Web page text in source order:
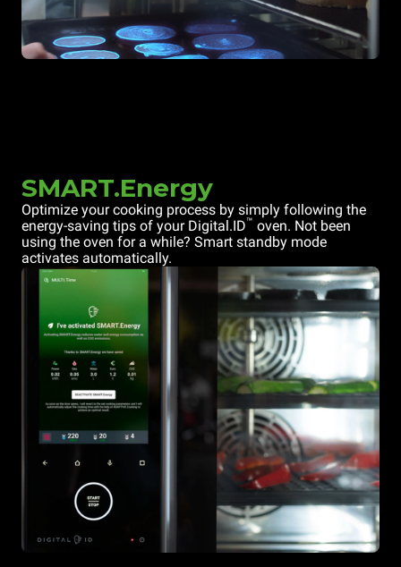
SMART.Energy
Optimize your cooking process by simply following the
energy-saving tips of your Digital.ID™ oven. Not been
using the oven for a while? Smart standby mode
activates automatically.